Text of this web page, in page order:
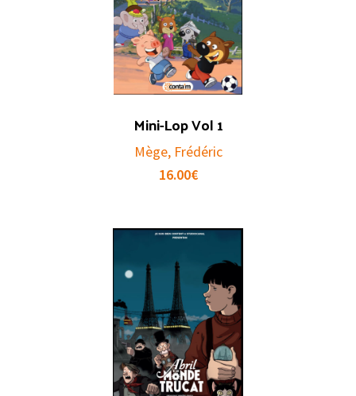
Mini-Lop Vol 1
Mège, Frédéric
16.00€